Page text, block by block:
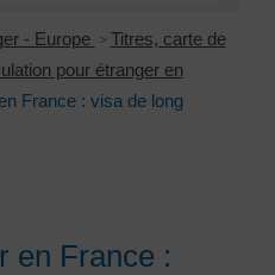
- Europe > Titres, carte de
pour étranger en
France : visa de long
en France :